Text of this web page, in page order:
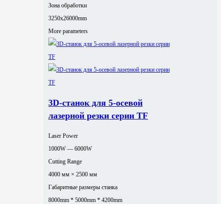
Зона обработки
3250x26000mm
More parameters
3D-станок для 5-осевой
лазерной резки серии TF
Laser Power
1000W — 6000W
Cutting Range
4000 мм × 2500 мм
Габаритные размеры станка
8000mm * 5000mm * 4200mm